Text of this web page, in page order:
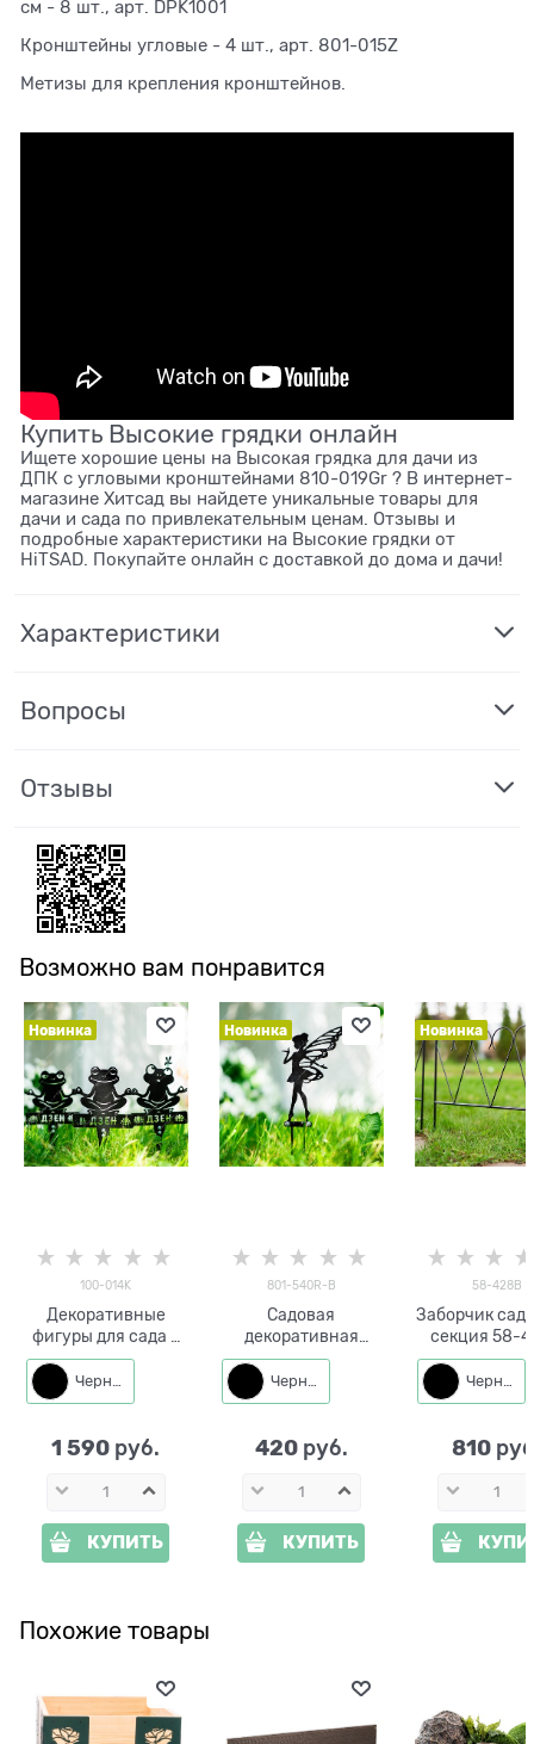
см - 8 шт., арт. DPK1001
Кронштейны угловые - 4 шт., арт. 801-015Z
Метизы для крепления кронштейнов.
Купить Высокие грядки онлайн
Ищете хорошие цены на Высокая грядка для дачи из
ДПК с угловыми кронштейнами 810-019Gr ? В интернет-
магазине Хитсад вы найдете уникальные товары для
дачи и сада по привлекательным ценам. Отзывы и
подробные характеристики на Высокие грядки от
HiTSAD. Покупайте онлайн с доставкой до дома и дачи!
Характеристики
Вопросы
Отзывы
Возможно вам понравится
Новинка
100-014K
Декоративные
фигуры для сада 3
шт Лягушки 100-
014K металл
Черный
1 590 руб.
КУПИТЬ
Новинка
801-540R-B
Садовая
декоративная
разборная фигура
Фея 801-540R
металл 15*0,2*37 см
Черный
420 руб.
КУПИТЬ
Новинка
58-428B
Заборчик
секция 58-
металл
Черный
810
Похожие товары